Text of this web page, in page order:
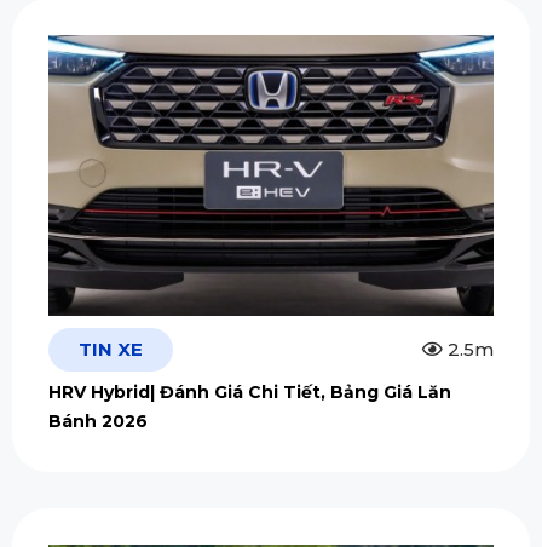
TIN XE 2.5m
HRV Hybrid| Đánh Giá Chi Tiết, Bảng Giá Lăn
Bánh 2026